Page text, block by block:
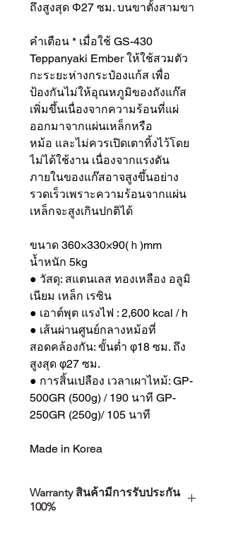
ถึงสูงสุด Φ27 ซม. บนขาตั้งสามขา
คำเตือน * เมื่อใช้ GS-430
Teppanyaki Ember ให้ใช้สวมตัว
กะระยะห่างกระป๋องแก้ส เพื่อ
ป้องกันไม่ให้อุณหภูมิของถังแก๊ส
เพิ่มขึ้นเนื่องจากความร้อนที่แผ่
ออกมาจากแผ่นเหล็กหรือ
หม้อ และไม่ควรเปิดเตาทิ้งไว้โดย
ไม่ได้ใช้งาน เนื่องจากแรงดัน
ภายในของแก๊สอาจสูงขึ้นอย่าง
รวดเร็วเพราะความร้อนจากแผ่น
เหล็กจะสูงเกินปกติได้
ขนาด 360×330×90(ｈ)mm
น้ำหนัก 5kg
● วัสดุ: สแตนเลส ทองเหลือง อลูมิ
เนียม เหล็ก เรซิน
● เอาต์พุต แรงไฟ : 2,600 kcal / h
● เส้นผ่านศูนย์กลางหม้อที่
สอดคล้องกัน: ขั้นต่ำ φ18 ซม. ถึง
สูงสุด φ27 ซม.
● การสิ้นเปลือง เวลาเผาไหม้: GP-
500GR (500g) / 190 นาที GP-
250GR (250g)/ 105 นาที
Made in Korea
Warranty สินค้ามีการรับประกัน
100%